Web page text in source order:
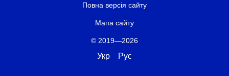
Повна версія сайту
Мапа сайту
© 2019—2026
Укр Рус